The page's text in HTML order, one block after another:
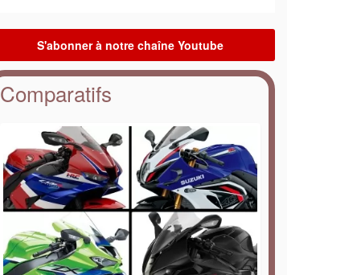
Comparatifs